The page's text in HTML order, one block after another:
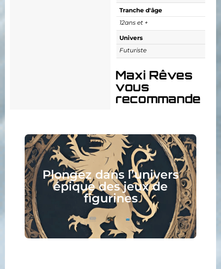
Tranche d'âge
12ans et +
Univers
Futuriste
Maxi Rêves
vous
recommande
Collectionnez, assemblez,
peignez, jouez, lisez :
votre nouveau hobby vous
attend !